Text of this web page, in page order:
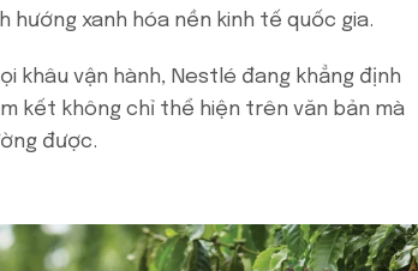
hướng xanh hóa nền kinh tế quốc gia.
khâu vận hành, Nestlé đang khẳng định
kết không chỉ thể hiện trên văn bản mà
được.